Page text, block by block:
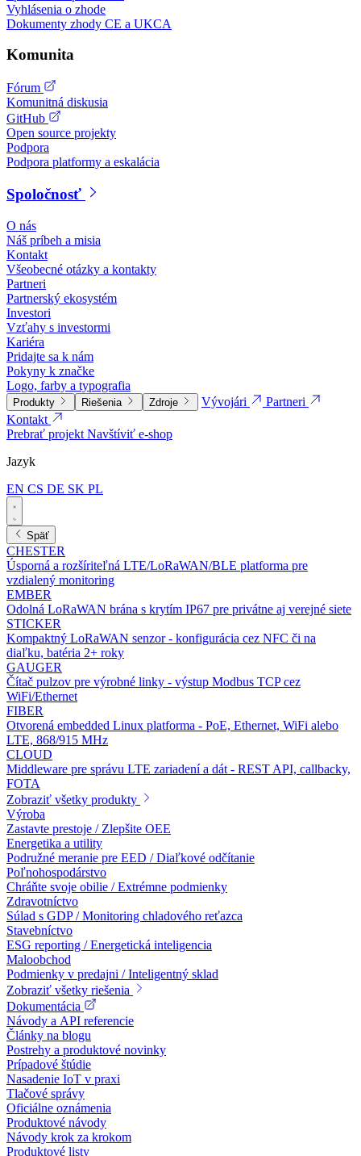
Vyhlásenia o zhode
Dokumenty zhody CE a UKCA
Komunita
Fórum
Komunitná diskusia
GitHub
Open source projekty
Podpora
Podpora platformy a eskalácia
Spoločnosť
O nás
Náš príbeh a misia
Kontakt
Všeobecné otázky a kontakty
Partneri
Partnerský ekosystém
Investori
Vzťahy s investormi
Kariéra
Pridajte sa k nám
Pokyny k značke
Logo, farby a typografia
Produkty Riešenia Zdroje Vývojári
Partneri
Kontakt
Prebrať projektNavštíviť e-shop
Jazyk
EN CS DE SK PL
Späť
CHESTER
Úsporná a rozšíriteľná LTE/LoRaWAN/BLE platforma pre
vzdialený monitoring
EMBER
Odolná LoRaWAN brána s krytím IP67 pre privátne aj verejné siete
STICKER
Kompaktný LoRaWAN senzor - konfigurácia cez NFC či na
diaľku, batéria 2+ roky
GAUGER
Čítač pulzov pre výrobné linky - výstup Modbus TCP cez
WiFi/Ethernet
FIBER
Otvorená embedded Linux platforma - PoE, Ethernet, WiFi alebo
LTE, 868/915 MHz
CLOUD
Middleware pre správu LTE zariadení a dát - REST API, callbacky,
FOTA
Zobraziť všetky produkty
Výroba
Zastavte prestoje / Zlepšite OEE
Energetika a utility
Podružné meranie pre EED / Diaľkové odčítanie
Poľnohospodárstvo
Chráňte svoje obilie / Extrémne podmienky
Zdravotníctvo
Súlad s GDP / Monitoring chladového reťazca
Stavebníctvo
ESG reporting / Energetická inteligencia
Maloobchod
Podmienky v predajni / Inteligentný sklad
Zobraziť všetky riešenia
Dokumentácia
Návody a API referencie
Články na blogu
Postrehy a produktové novinky
Prípadové štúdie
Nasadenie IoT v praxi
Tlačové správy
Oficiálne oznámenia
Produktové návody
Návody krok za krokom
Produktové listy